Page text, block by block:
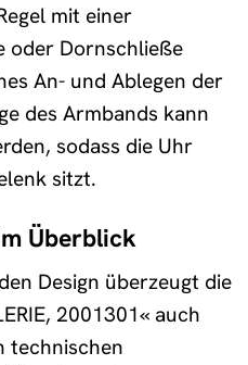
mit einer
oder Dornschließe
An- und Ablegen der
des Armbands kann
sodass die Uhr
sitzt.
Überblick
Design überzeugt die
2001301« auch
technischen